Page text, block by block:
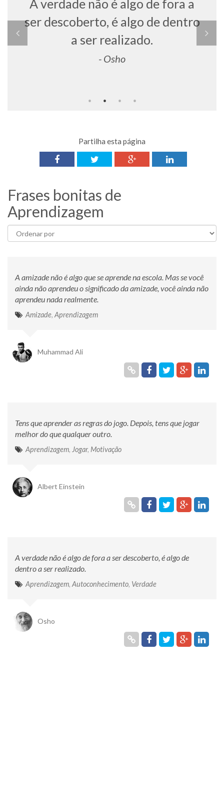
A verdade não é algo de fora a
ser descoberto, é algo de dentro
a ser realizado.
- Osho
Partilha esta página
Frases bonitas de
Aprendizagem
A amizade não é algo que se aprende na escola. Mas se você
ainda não aprendeu o significado da amizade, você ainda não
aprendeu nada realmente.
Amizade, Aprendizagem
Muhammad Ali
Tens que aprender as regras do jogo. Depois, tens que jogar
melhor do que qualquer outro.
Aprendizagem, Jogar, Motivação
Albert Einstein
A verdade não é algo de fora a ser descoberto, é algo de
dentro a ser realizado.
Aprendizagem, Autoconhecimento, Verdade
Osho